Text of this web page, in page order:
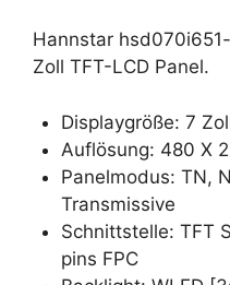
Hannstar
Zoll TFT-LCD Panel.
Displaygröße: 7
Auflösung: 480 X
Panelmodus: TN,
Transmissive
Schnittstelle: TFT
pins FPC